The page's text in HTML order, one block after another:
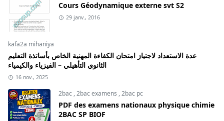
Cours Géodynamique externe svt S2
29 janv., 2016
kafa2a mihaniya
عدة الاستعداد لاجتياز امتحان الكفاءة المهنية الخاص بأساتذة التعليم
الثانوي التأهيلي – الفيزياء والكيمياء
16 nov., 2025
2bac ,2bac examens ,2bac pc
PDF des examens nationaux physique chimie
2BAC SP BIOF